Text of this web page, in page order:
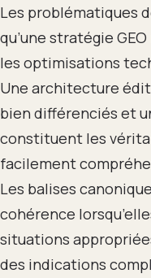
Les problématiques
qu’une stratégie
les optimisations
Une architecture
bien différenciés et
constituent les
facilement
Les balises
cohérence
situations
des indications